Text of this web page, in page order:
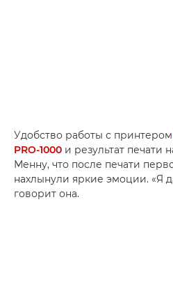
Удобство работы с принтером
PRO-1000 и результат печати
Менну, что после печати
нахлынули яркие эмоции. «Я
говорит она.